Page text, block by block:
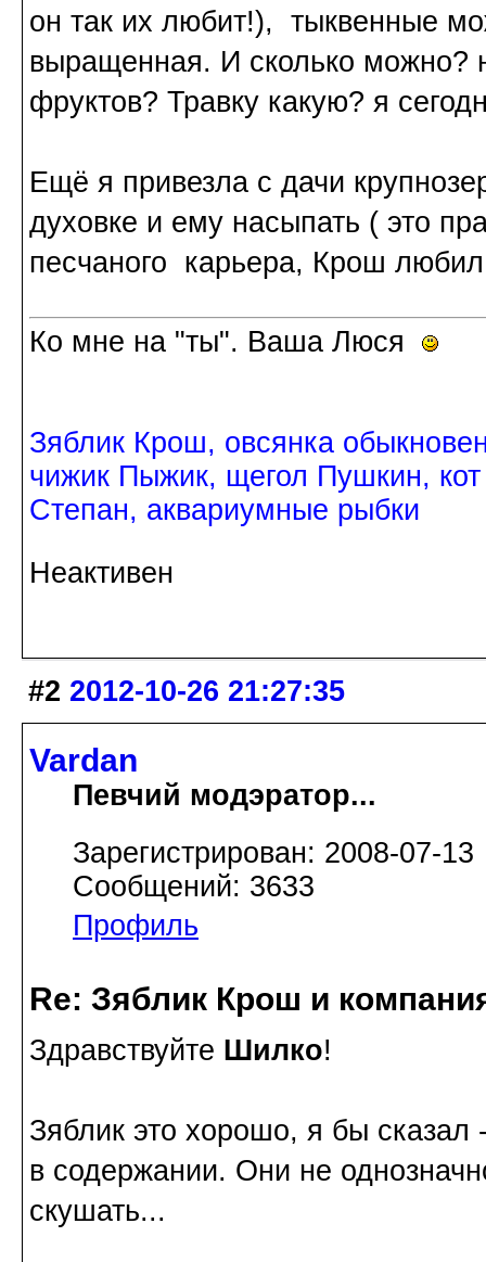
он так их любит!), тыквенные
выращенная. И сколько можно?
фруктов? Травку какую? я
Ещё я привезла с дачи
духовке и ему насыпать ( это
песчаного карьера, Крош любил
Ко мне на "ты". Ваша Люся
Зяблик Крош, овсянка
чижик Пыжик, щегол Пушкин,
Степан, аквариумные рыбки
Неактивен
#2 2012-10-26 21:27:35
Vardan
Певчий модэратор...
Зарегистрирован: 2008-07-13
Сообщений: 3633
Профиль
Re: Зяблик Крош и
Здравствуйте Шилко!
Зяблик это хорошо, я бы
в содержании. Они не
скушать...